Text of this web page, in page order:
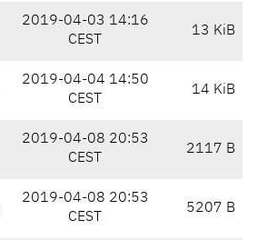
2019-04-03 14:16
CEST
13 KiB
2019-04-04 14:50
CEST
14 KiB
2019-04-08 20:53
CEST
2117 B
2019-04-08 20:53
CEST
5207 B